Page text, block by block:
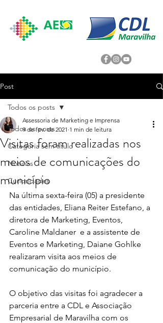
Post
Todos os posts
Categoria sem título
Noticias
Curiosidades
Todos os posts
Visitas foram realizadas nos
meios de comunicações do
município
Assessoria de Marketing e Imprensa
9 de fev. de 2021 1 min de leitura
Na última sexta-feira (05) a presidente
das entidades, Eliana Reiter Estefano, a
diretora de Marketing, Eventos,
Caroline Maldaner  e a assistente de
Eventos e Marketing, Daiane Gohlke
realizaram visita aos meios de
comunicação do município.
O objetivo das visitas foi agradecer a
parceria entre a CDL e Associação
Empresarial de Maravilha com os